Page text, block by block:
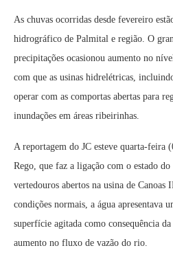
As chuvas ocorridas desde fevereiro
hidrográfico de Palmital e região. O
precipitações ocasionou aumento no
com que as usinas hidrelétricas,
operar com as comportas abertas para
inundações em áreas ribeirinhas.
A reportagem do JC esteve quarta-feira
Rego, que faz a ligação com o estado
vertedouros abertos na usina de Canoas
condições normais, a água apresentava
superfície agitada como consequência
aumento no fluxo de vazão do rio.